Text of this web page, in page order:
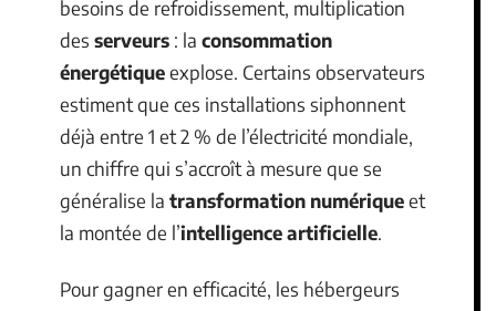
besoins de refroidissement, multiplication
des serveurs : la consommation
énergétiqueexplose. Certains observateurs
estiment que ces installations siphonnent
déjà entre 1 et 2 % de l’électricité mondiale,
un chiffre qui s’accroît à mesure que se
généralise la transformation numériqueet
la montée de l’intelligence artificielle.
Pour gagner en efficacité, les hébergeurs